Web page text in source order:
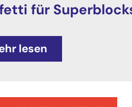
für
lesen